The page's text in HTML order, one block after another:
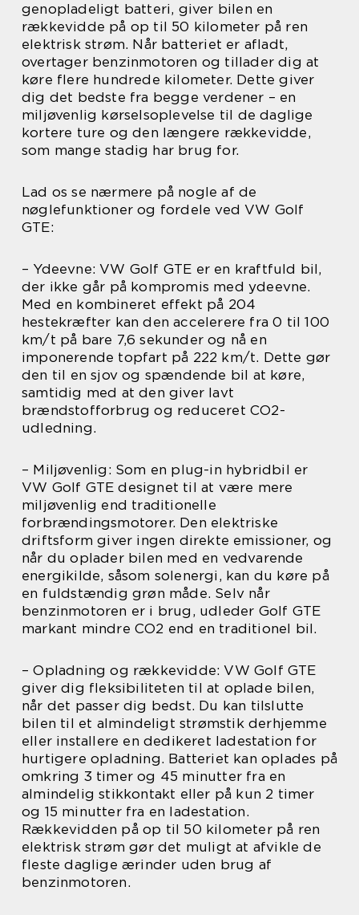
genopladeligt batteri, giver bilen en
rækkevidde på op til 50 kilometer på ren
elektrisk strøm. Når batteriet er afladt,
overtager benzinmotoren og tillader dig at
køre flere hundrede kilometer. Dette giver
dig det bedste fra begge verdener – en
miljøvenlig kørselsoplevelse til de daglige
kortere ture og den længere rækkevidde,
som mange stadig har brug for.
Lad os se nærmere på nogle af de
nøglefunktioner og fordele ved VW Golf
GTE:
– Ydeevne: VW Golf GTE er en kraftfuld bil,
der ikke går på kompromis med ydeevne.
Med en kombineret effekt på 204
hestekræfter kan den accelerere fra 0 til 100
km/t på bare 7,6 sekunder og nå en
imponerende topfart på 222 km/t. Dette gør
den til en sjov og spændende bil at køre,
samtidig med at den giver lavt
brændstofforbrug og reduceret CO2-
udledning.
– Miljøvenlig: Som en plug-in hybridbil er
VW Golf GTE designet til at være mere
miljøvenlig end traditionelle
forbrændingsmotorer. Den elektriske
driftsform giver ingen direkte emissioner, og
når du oplader bilen med en vedvarende
energikilde, såsom solenergi, kan du køre på
en fuldstændig grøn måde. Selv når
benzinmotoren er i brug, udleder Golf GTE
markant mindre CO2 end en traditionel bil.
– Opladning og rækkevidde: VW Golf GTE
giver dig fleksibiliteten til at oplade bilen,
når det passer dig bedst. Du kan tilslutte
bilen til et almindeligt strømstik derhjemme
eller installere en dedikeret ladestation for
hurtigere opladning. Batteriet kan oplades på
omkring 3 timer og 45 minutter fra en
almindelig stikkontakt eller på kun 2 timer
og 15 minutter fra en ladestation.
Rækkevidden på op til 50 kilometer på ren
elektrisk strøm gør det muligt at afvikle de
fleste daglige ærinder uden brug af
benzinmotoren.